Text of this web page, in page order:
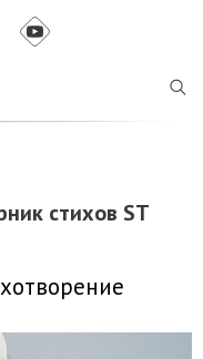
стихов ST